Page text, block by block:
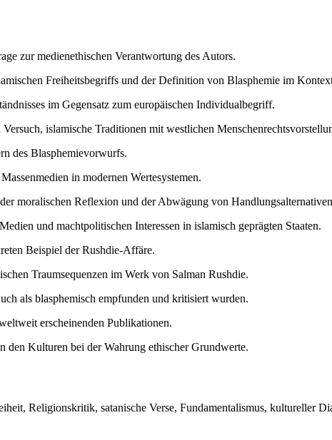
zur medienethischen Verantwortung des Autors.
Freiheitsbegriffs und der Definition von Blasphemie im
im Gegensatz zum europäischen Individualbegriff.
islamische Traditionen mit westlichen
des Blasphemievorwurfs.
in modernen Wertesystemen.
moralischen Reflexion und der Abwägung von
und machtpolitischen Interessen in islamisch geprägten Staaten.
Beispiel der Rushdie-Affäre.
Traumsequenzen im Werk von Salman Rushdie.
als blasphemisch empfunden und kritisiert wurden.
erscheinenden Publikationen.
den Kulturen bei der Wahrung ethischer Grundwerte.
Religionskritik, satanische Verse, Fundamentalismus, kultureller